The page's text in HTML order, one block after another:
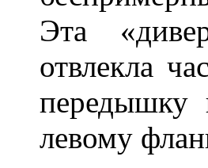
Эта
отвлекла
передышку
левому